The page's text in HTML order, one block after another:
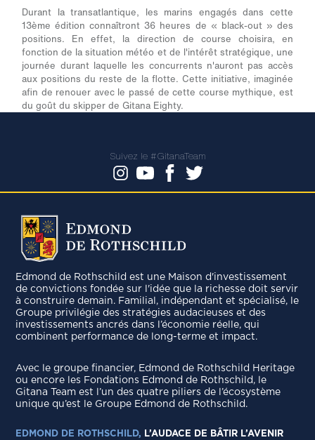
Durant la transatlantique, les marins engagés dans cette
13ème édition connaîtront 36 heures de « black-out » des
positions. En effet, la direction de course choisira, en
fonction de la situation météo et de l'intérêt stratégique, une
journée durant laquelle les concurrents n'auront pas accès
aux positions du reste de la flotte. Cette initiative, imaginée
afin de renouer avec le passé de cette course mythique, est
du goût du skipper de Gitana Eighty.
Suivez le #GitanaTeam
Edmond de Rothschild est une Maison d'investissement
de convictions fondée sur l'idée que la richesse doit servir
à construire demain. Familial, indépendant et spécialisé, le
Groupe privilégie des stratégies audacieuses et des
investissements ancrés dans l’économie réelle, qui
combinent performance de long-terme et impact.
Avec le groupe ﬁnancier, Edmond de Rothschild Heritage
ou encore les Fondations Edmond de Rothschild, le
Gitana Team est l’un des quatre piliers de l’écosystème
unique qu’est le Groupe Edmond de Rothschild.
EDMOND DE ROTHSCHILD, L’AUDACE DE BÂTIR L’AVENIR